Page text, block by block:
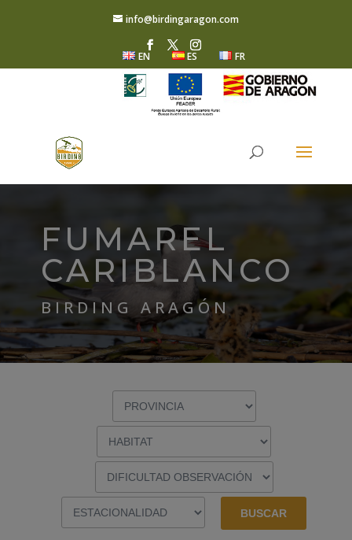
info@birdingaragon.com
EN ES FR
FUMAREL
CARIBLANCO
BIRDING ARAGÓN